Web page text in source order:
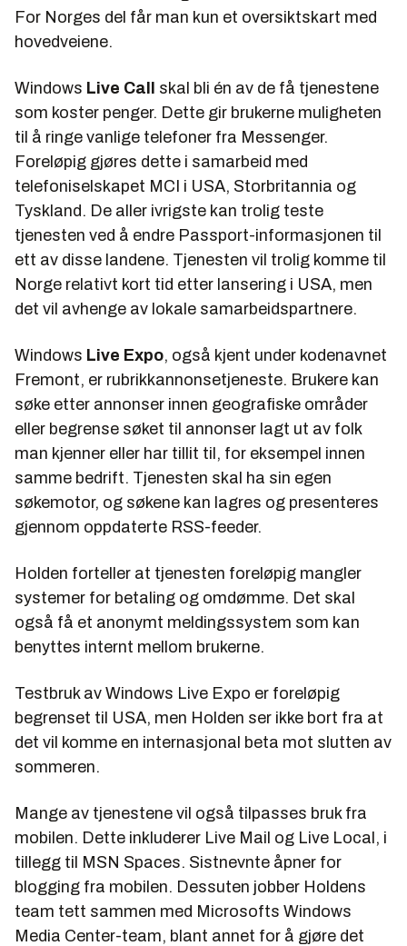
For Norges del får man kun et oversiktskart med
hovedveiene.
Windows Live Call skal bli én av de få tjenestene
som koster penger. Dette gir brukerne muligheten
til å ringe vanlige telefoner fra Messenger.
Foreløpig gjøres dette i samarbeid med
telefoniselskapet MCI i USA, Storbritannia og
Tyskland. De aller ivrigste kan trolig teste
tjenesten ved å endre Passport-informasjonen til
ett av disse landene. Tjenesten vil trolig komme til
Norge relativt kort tid etter lansering i USA, men
det vil avhenge av lokale samarbeidspartnere.
Windows Live Expo, også kjent under kodenavnet
Fremont, er rubrikkannonsetjeneste. Brukere kan
søke etter annonser innen geografiske områder
eller begrense søket til annonser lagt ut av folk
man kjenner eller har tillit til, for eksempel innen
samme bedrift. Tjenesten skal ha sin egen
søkemotor, og søkene kan lagres og presenteres
gjennom oppdaterte RSS-feeder.
Holden forteller at tjenesten foreløpig mangler
systemer for betaling og omdømme. Det skal
også få et anonymt meldingssystem som kan
benyttes internt mellom brukerne.
Testbruk av Windows Live Expo er foreløpig
begrenset til USA, men Holden ser ikke bort fra at
det vil komme en internasjonal beta mot slutten av
sommeren.
Mange av tjenestene vil også tilpasses bruk fra
mobilen. Dette inkluderer Live Mail og Live Local, i
tillegg til MSN Spaces. Sistnevnte åpner for
blogging fra mobilen. Dessuten jobber Holdens
team tett sammen med Microsofts Windows
Media Center-team, blant annet for å gjøre det